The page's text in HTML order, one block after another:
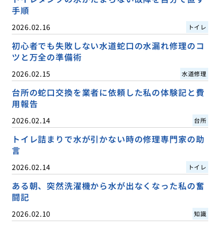
手順
2026.02.16 トイレ
初心者でも失敗しない水道蛇口の水漏れ修理のコ
ツと万全の準備術
2026.02.15 水道修理
台所の蛇口交換を業者に依頼した私の体験記と費
用報告
2026.02.14 台所
トイレ詰まりで水が引かない時の修理専門家の助
言
2026.02.14 トイレ
ある朝、突然洗濯機から水が出なくなった私の奮
闘記
2026.02.10 知識